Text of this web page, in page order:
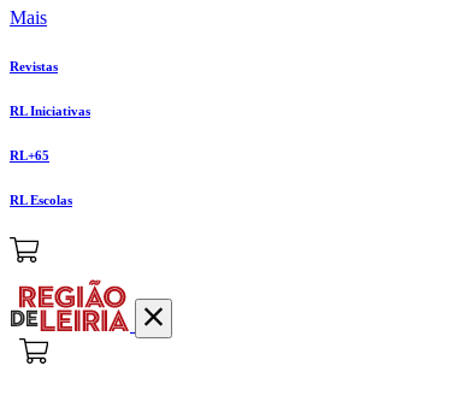
Mais
Revistas
RL Iniciativas
RL+65
RL Escolas